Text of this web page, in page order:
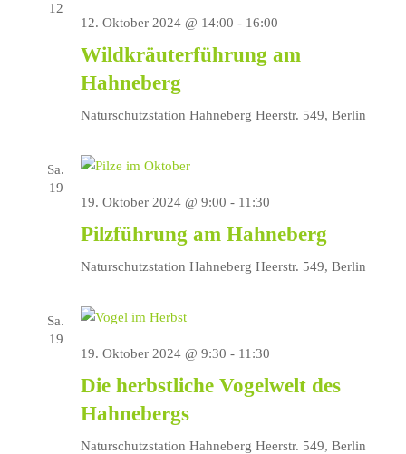
12
12. Oktober 2024 @ 14:00 - 16:00
Wildkräuterführung am
Hahneberg
Naturschutzstation Hahneberg Heerstr. 549, Berlin
Sa.
19
19. Oktober 2024 @ 9:00 - 11:30
Pilzführung am Hahneberg
Naturschutzstation Hahneberg Heerstr. 549, Berlin
Sa.
19
19. Oktober 2024 @ 9:30 - 11:30
Die herbstliche Vogelwelt des
Hahnebergs
Naturschutzstation Hahneberg Heerstr. 549, Berlin